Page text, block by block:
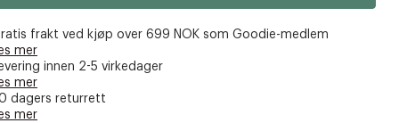
frakt ved kjøp over 699 NOK som Goodie-medlem
mer
innen 2-5 virkedager
mer
dagers returrett
mer